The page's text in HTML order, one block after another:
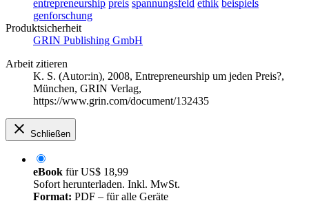
entrepreneurship preis spannungsfeld ethik beispiels
genforschung
Produktsicherheit
GRIN Publishing GmbH
Arbeit zitieren
K. S. (Autor:in), 2008, Entrepreneurship um jeden Preis?,
München, GRIN Verlag,
https://www.grin.com/document/132435
Schließen
eBook fürUS$ 18,99
Sofort herunterladen. Inkl. MwSt.
Format: PDF – für alle Geräte